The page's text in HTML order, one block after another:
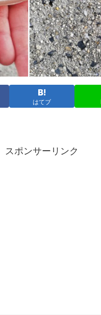
はてブ
スポンサーリンク